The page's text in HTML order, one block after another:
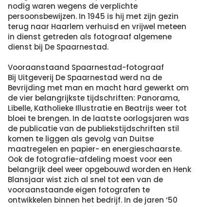
nodig waren wegens de verplichte
persoonsbewijzen. In 1945 is hij met zijn gezin
terug naar Haarlem verhuisd en vrijwel meteen
in dienst getreden als fotograaf algemene
dienst bij De Spaarnestad.
Vooraanstaand Spaarnestad-fotograaf
Bij Uitgeverij De Spaarnestad werd na de
Bevrijding met man en macht hard gewerkt om
de vier belangrijkste tijdschriften: Panorama,
Libelle, Katholieke Illustratie en Beatrijs weer tot
bloei te brengen. In de laatste oorlogsjaren was
de publicatie van de publiekstijdschriften stil
komen te liggen als gevolg van Duitse
maatregelen en papier- en energieschaarste.
Ook de fotografie-afdeling moest voor een
belangrijk deel weer opgebouwd worden en Henk
Blansjaar wist zich al snel tot een van de
vooraanstaande eigen fotografen te
ontwikkelen binnen het bedrijf. In de jaren ‘50